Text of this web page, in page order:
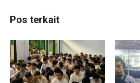
Pos terkait